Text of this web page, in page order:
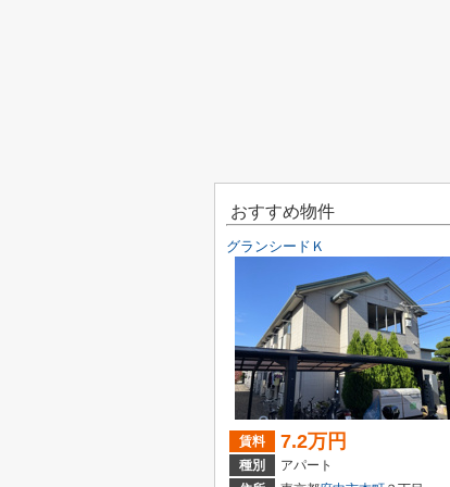
おすすめ物件
グランシードＫ
賃料 7.2万円
種別
アパート